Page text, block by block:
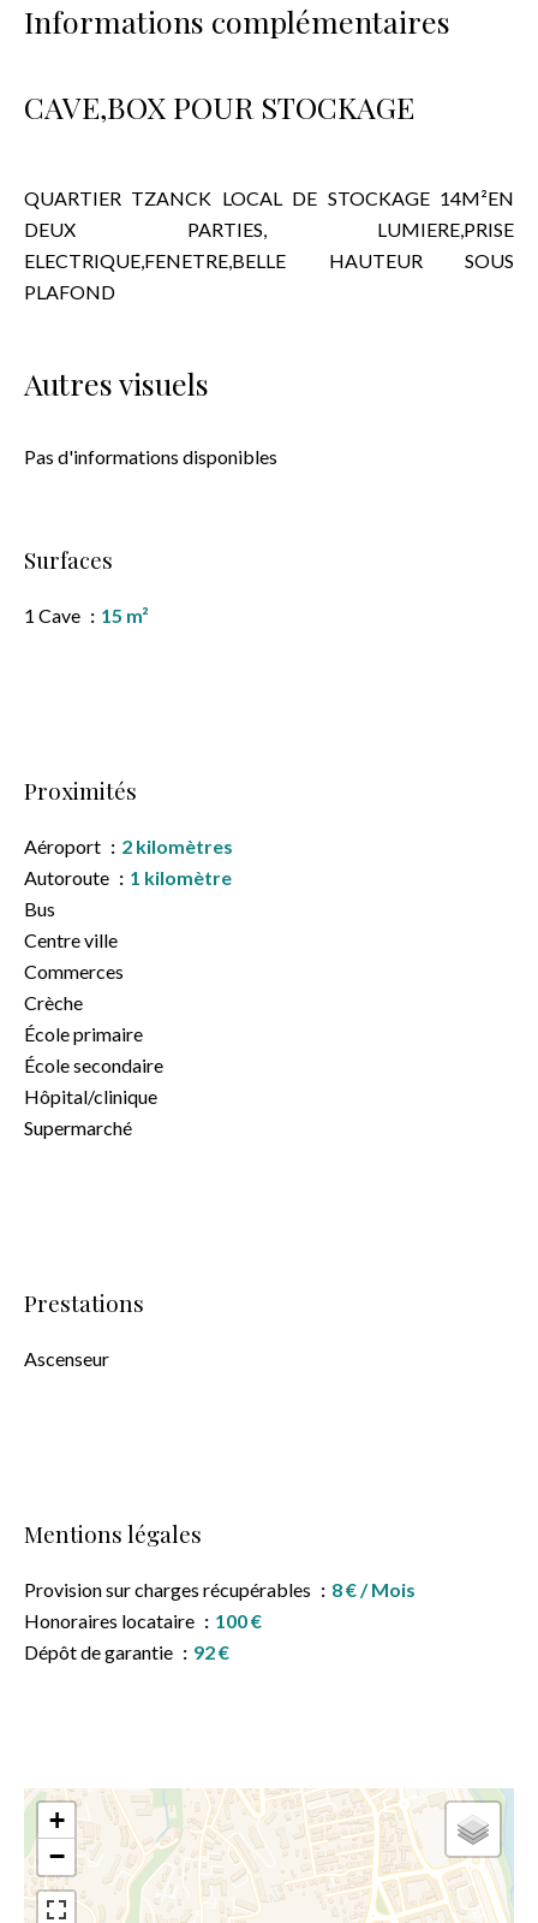
Informations complémentaires
CAVE,BOX POUR STOCKAGE
QUARTIER TZANCK LOCAL DE STOCKAGE 14M²EN
DEUX PARTIES, LUMIERE,PRISE
ELECTRIQUE,FENETRE,BELLE HAUTEUR SOUS
PLAFOND
Autres visuels
Pas d'informations disponibles
Surfaces
1 Cave 15 m²
Proximités
Aéroport
2 kilomètres
Autoroute
1 kilomètre
Bus
Centre ville
Commerces
Crèche
École primaire
École secondaire
Hôpital/clinique
Supermarché
Prestations
Ascenseur
Mentions légales
Provision sur charges récupérables
8 € / Mois
Honoraires locataire
100 €
Dépôt de garantie
92 €
+
−